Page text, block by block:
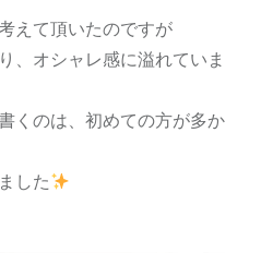
えて頂いたのですが
、オシャレ感に溢れていま
くのは、初めての方が多か
した